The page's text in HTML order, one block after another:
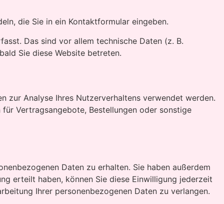
die Sie in ein Kontaktformular eingeben.
Das sind vor allem technische Daten (z. B.
Sie diese Website betreten.
zur Analyse Ihres Nutzerverhaltens verwendet werden.
Vertragsangebote, Bestellungen oder sonstige
Daten zu erhalten. Sie haben außerdem
erteilt haben, können Sie diese Einwilligung jederzeit
Ihrer personenbezogenen Daten zu verlangen.